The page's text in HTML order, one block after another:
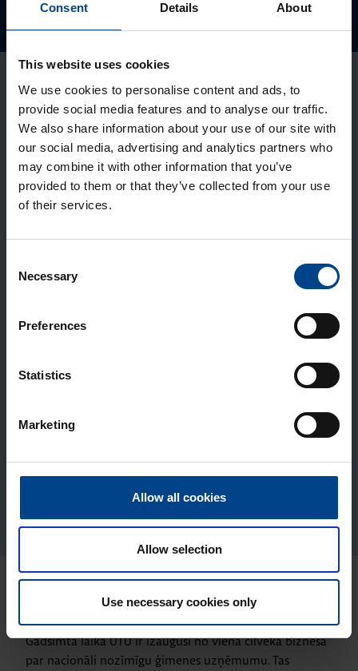
Consent Details About
This website uses cookies
We use cookies to personalise content and ads, to
provide social media features and to analyse our traffic.
We also share information about your use of our site with
our social media, advertising and analytics partners who
may combine it with other information that you’ve
provided to them or that they’ve collected from your use
of their services.
Selection
Necessary
Preferences
Statistics
Marketing
Allow all cookies
Allow selection
Use necessary cookies only
Pakalpojumi
Lūdzu, sazinieties ar mūsu speciālistiem – viņi novērtēs
jūsu elektronikas ierīču stāvokli un sniegs nepieciešamo
risinājumu.
Uzkrāta simt gadu pieredze
Gadsimta laikā UTU ir izaugusi no viena cilvēka biznesa
par nacionāli nozīmīgu ģimenes uzņēmumu. Tas